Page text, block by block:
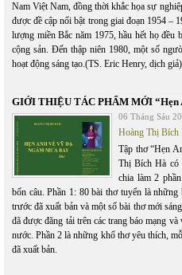
Nam Việt Nam, đồng thời khắc họa sự
được đề cập nổi bật trong giai đoạn 1954 –
lượng miền Bắc năm 1975, hầu hết họ đều
cộng sản. Đến thập niên 1980, một số
hoạt động sáng tạo.(TS. Eric Henry, dịch giả)
GIỚI THIỆU TÁC PHẨM MỚI “Hẹn
06 Tháng Sáu
Hoàng Thị Bích
Tập thơ “Hẹn
Thị Bích Hà có
chia làm 2
bốn câu. Phần 1: 80 bài thơ tuyển là
trước đã xuất bản và một số bài thơ mới
đã được đăng tải trên các trang báo mạng
nước. Phần 2 là những khổ thơ yêu thích,
đã xuất bản.